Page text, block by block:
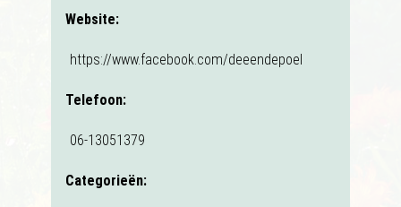
Website:
https://www.facebook.com/deeendepoel
Telefoon:
06-13051379
Categorieën: